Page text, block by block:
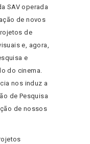
SAV operada
de novos
de
e, agora,
e
do cinema.
nos induz a
de Pesquisa
de nossos